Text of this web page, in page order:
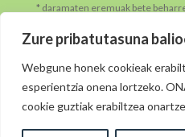
Zure pribatutasuna
Webgune honek cookieak
esperientzia onena lortzeko.
cookie guztiak erabiltzea
* daramaten eremuak bete